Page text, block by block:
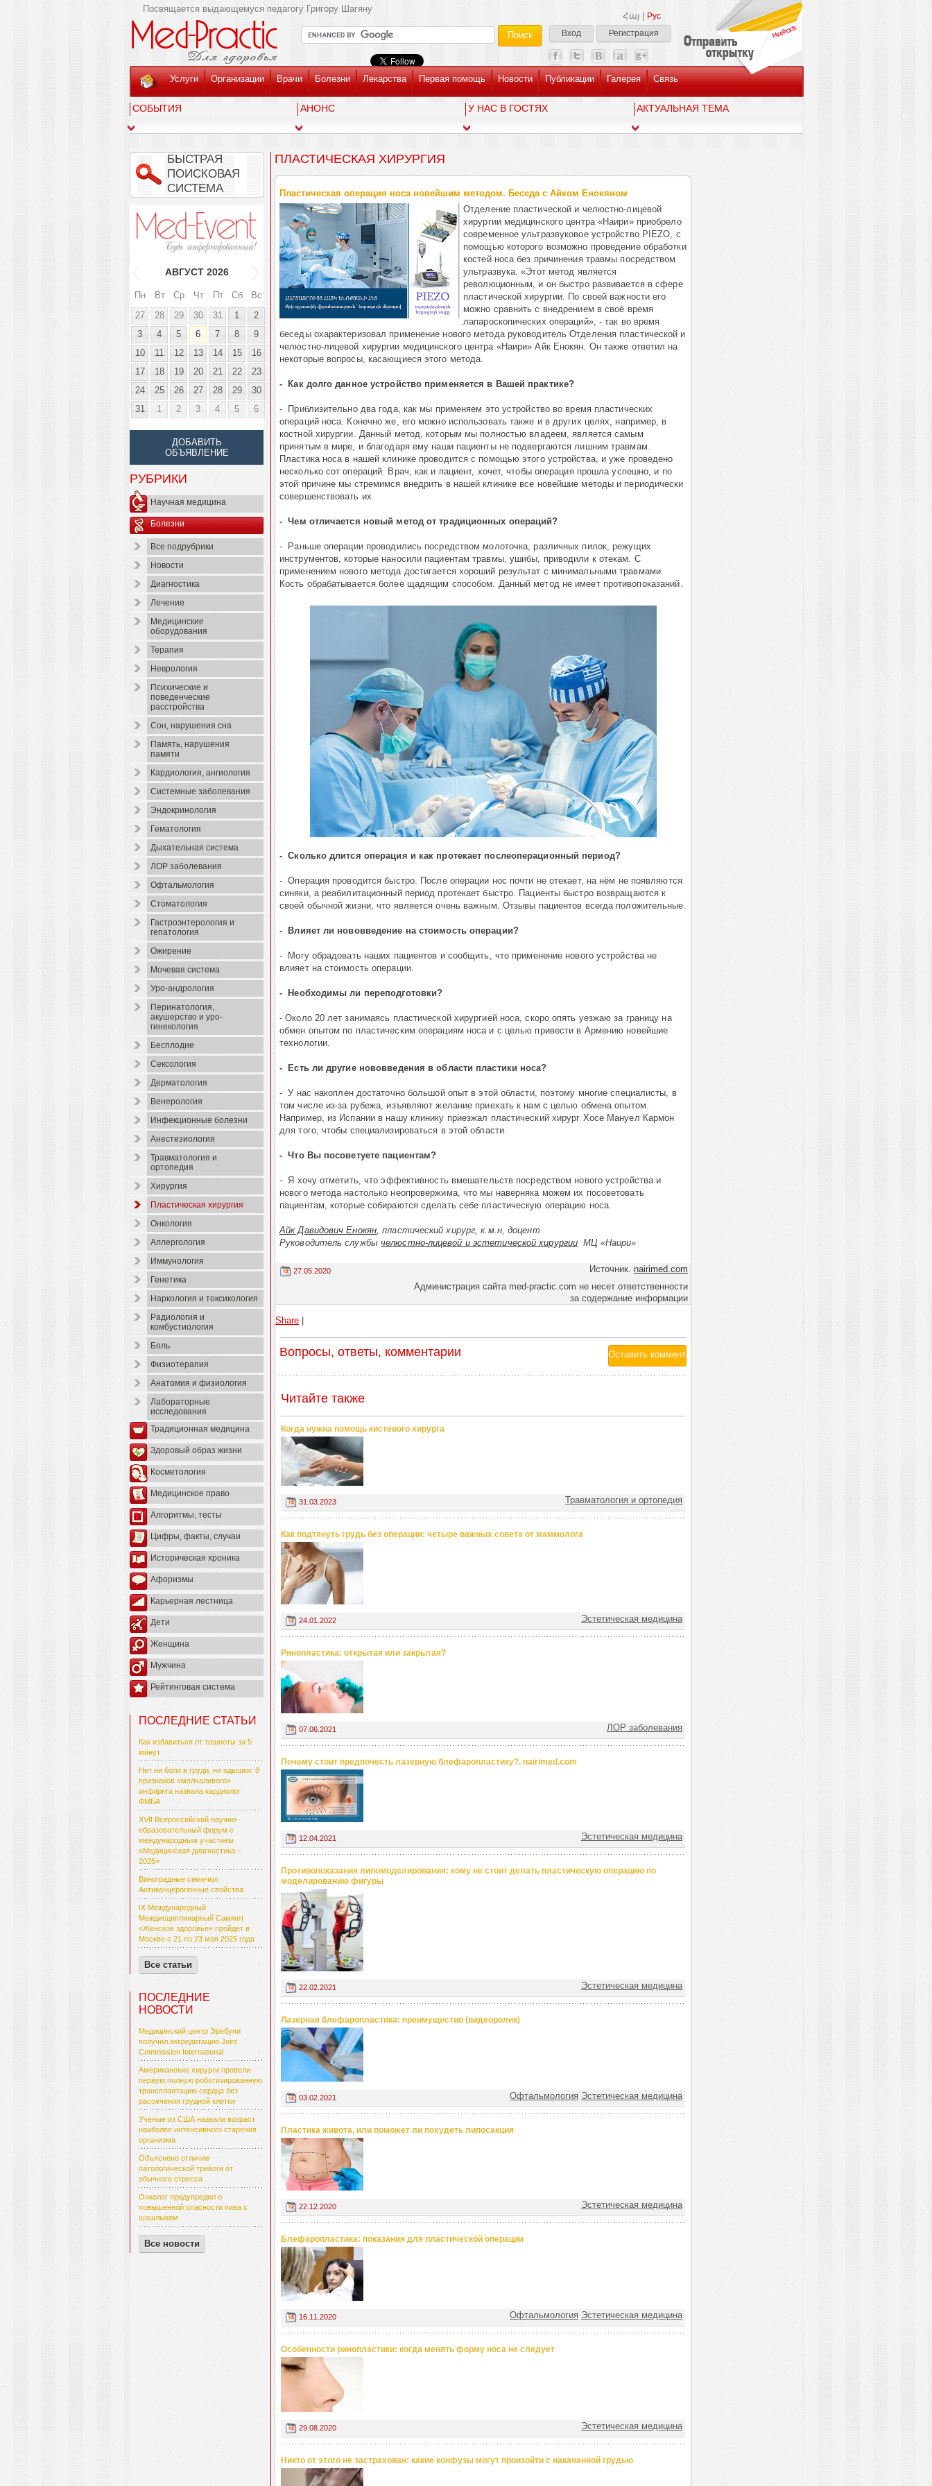
Հայ
Рус
Вход
Регистрация
Посвящается выдающемуся педагогу Григору Шагяну
Услуги Организации Врачи Болезни Лекарства Первая помощь Новости Публикации Галерея Связь
СОБЫТИЯ АНОНС У НАС В ГОСТЯХ AКТУАЛЬНАЯ ТЕМА
БЫСТРАЯ
ПОИСКОВАЯ
СИСТЕМА
АВГУСТ 2026
Пн Вт Ср Чт Пт Сб
Вс
27
28 29 30 31 1
2
3
4 5 6 7 8
9
10
11 12 13 14 15
16
17
18 19 20 21 22
23
24
25 26 27 28 29
30
31
1 2 3 4 5 6
ДОБАВИТЬ
ОБЪЯВЛЕНИЕ
РУБРИКИ
Научная медицина
Болезни
Все подрубрики
Новости
Диагностика
Лечение
Медицинские
оборудования
Терапия
Неврология
Психические и
поведенческие
расстройства
Сон, нарушения сна
Память, нарушения
памяти
Кардиология, ангиология
Системные заболевания
Эндокринология
Гематология
Дыхательная система
ЛОР заболевания
Офтальмология
Стоматология
Гастроэнтерология и
гепатология
Ожирение
Мочевая система
Уро-андрология
Перинатология,
акушерство и уро-
гинекология
Бесплодие
Сексология
Дерматология
Венерология
Инфекционные болезни
Анестезиология
Травматология и
ортопедия
Хирургия
Пластическая хирургия
Онкология
Аллергология
Иммунология
Генетика
Наркология и токсикология
Радиология и
комбустиология
Боль
Физиотерапия
Анатомия и физиология
Лабораторные
исследования
Традиционная медицина
Здоровый образ жизни
Косметология
Медицинское право
Алгоритмы, тесты
Цифры, факты, случаи
Историческая хроника
Афоризмы
Карьерная лестница
Дети
Женщина
Мужчина
Рейтинговая система
ПОСЛЕДНИЕ СТАТЬИ
Как избавиться от тошноты за 5
минут
Нет ни боли в груди, ни одышки: 8
признаков «молчаливого»
инфаркта назвала кардиолог
ФМБА
XVII Всероссийский научно-
образовательный форум с
международным участием
«Медицинская диагностика –
2025»
Виноградные семечки:
Антиканцерогенные свойства
IX Международный
Междисциплинарный Саммит
«Женское здоровье» пройдет в
Москве с 21 по 23 мая 2025 года
Все статьи
ПОСЛЕДНИЕ
НОВОСТИ
Медицинский центр Эребуни
получил аккредитацию Joint
Commission International
Американские хирурги провели
первую полную роботизированную
трансплантацию сердца без
рассечения грудной клетки
Ученые из США назвали возраст
наиболее интенсивного старения
организма
Объяснено отличие
патологической тревоги от
обычного стресса
Онколог предупредил о
повышенной опасности пива с
шашлыком
Все новости
ПЛАСТИЧЕСКАЯ ХИРУРГИЯ
Пластическая операция носа новейшим методом. Беседа с Айком Енокяном
Отделение пластической и челюстно-лицевой
хирургии медицинского центра «Наири» приобрело
современное ультразвуковое устройство PIEZO, с
помощью которого возможно проведение обработки
костей носа без причинения травмы посредством
ультразвука. «Этот метод является
революционным, и он быстро развивается в сфере
пластической хирургии. По своей важности его
можно сравнить с внедрением в своё время
лапароскопических операций», - так во время
беседы охарактеризовал применение нового метода руководитель Отделения пластической и
челюстно-лицевой хирургии медицинского центра «Наири» Айк Енокян. Он также ответил на
некоторые вопросы, касающиеся этого метода.
- Как долго данное устройство применяется в Вашей практике?
- Приблизительно два года, как мы применяем это устройство во время пластических
операций носа. Конечно же, его можно использовать также и в других целях, например, в
костной хирургии. Данный метод, которым мы полностью владеем, является самым
принятым в мире, и благодаря ему наши пациенты не подвергаются лишним травмам.
Пластика носа в нашей клинике проводится с помощью этого устройства, и уже проведено
несколько сот операций. Врач, как и пациент, хочет, чтобы операция прошла успешно, и по
этой причине мы стремимся внедрить в нашей клинике все новейшие методы и периодически
совершенствовать их.
- Чем отличается новый метод от традиционных операций?
- Раньше операции проводились посредством молоточка, различных пилок, режущих
инструментов, которые наносили пациентам травмы, ушибы, приводили к отекам. С
применением нового метода достигается хороший результат с минимальными травмами.
Кость обрабатывается более щадящим способом. Данный метод не имеет противопоказаний․
- Сколько длится операция и как протекает послеоперационный период?
- Операция проводится быстро. После операции нос почти не отекает, на нём не появляются
синяки, а реабилитационный период протекает быстро. Пациенты быстро возвращаются к
своей обычной жизни, что является очень важным. Отзывы пациентов всегда положительные.
- Влияет ли нововведение на стоимость операции?
- Могу обрадовать наших пациентов и сообщить, что применение нового устройства не
влияет на стоимость операции.
- Необходимы ли переподготовки?
- Около 20 лет занимаясь пластической хирургией носа, скоро опять уезжаю за границу на
обмен опытом по пластическим операциям носа и с целью привести в Армению новейшие
технологии.
- Есть ли другие нововведения в области пластики носа?
- У нас накоплен достаточно большой опыт в этой области, поэтому многие специалисты, в
том числе из-за рубежа, изъявляют желание приехать к нам с целью обмена опытом.
Например, из Испании в нашу клинику приезжал пластический хирург Хосе Мануел Кармон
для того, чтобы специализироваться в этой области.
- Что Вы посоветуете пациентам?
- Я хочу отметить, что эффективность вмешательств посредством нового устройства и
нового метода настолько неопровержима, что мы наверняка можем их посоветовать
пациентам, которые собираются сделать себе пластическую операцию носа.
Айк Давидович Енокян , пластический хирург, к.м.н, доцент
Руководитель службы челюстно-лицевой и эстетической хирургии МЦ «Наири»
27.05.2020 Источник. nairimed.com
Администрация сайта med-practic.com не несет ответственности
за содержание информации
Share |
Вопросы, ответы, комментарии
Читайте также
Когда нужна помощь кистевого хирурга
31.03.2023 Травматология и ортопедия
Как подтянуть грудь без операции: четыре важных совета от маммолога
24.01.2022 Эстетическая медицина
Ринопластика: открытая или закрытая?
07.06.2021 ЛОР заболевания
Почему стоит предпочесть лазерную блефаропластику?. nairimed.com
12.04.2021 Эстетическая медицина
Противопоказания липомоделирования: кому не стоит делать пластическую операцию по
моделированию фигуры
22.02.2021 Эстетическая медицина
Лазерная блефаропластика: преимущество (видеоролик)
03.02.2021 Офтальмология Эстетическая медицина
Пластика живота, или поможет ли похудеть липосакция
22.12.2020 Эстетическая медицина
Блефаропластика: показания для пластической операции
16.11.2020 Офтальмология Эстетическая медицина
Особенности ринопластики: когда менять форму носа не следует
29.08.2020 Эстетическая медицина
Никто от этого не застрахован: какие конфузы могут произойти с накачанной грудью